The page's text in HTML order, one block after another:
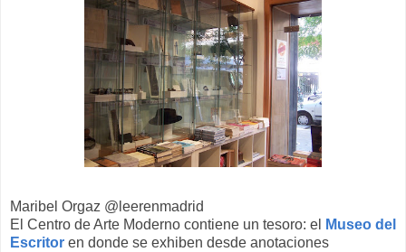
Maribel Orgaz @leerenmadrid
El Centro de Arte Moderno contiene un tesoro: el
Museo del
Escritor en donde se exhiben desde anotaciones